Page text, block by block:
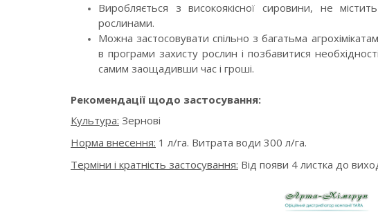
Виробляється з високоякісної сировини, не
рослинами.
Можна застосовувати спільно з багатьма
в програми захисту рослин і позбавитися
самим заощадивши час і гроші.
Рекомендації щодо застосування:
Культура: Зернові
Норма внесення: 1 л/га. Витрата води 300 л/га.
Терміни і кратність застосування: Від появи 4 листка до